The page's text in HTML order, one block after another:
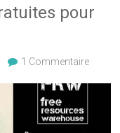
pour
1 Commentaire